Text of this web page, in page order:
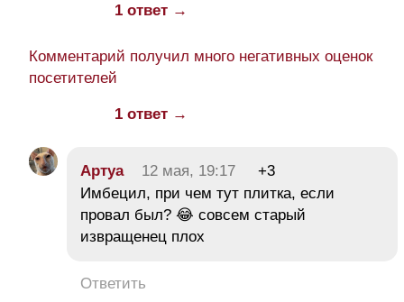
1 ответ →
Комментарий получил много негативных оценок
посетителей
1 ответ →
Aртуа 12 мая, 19:17
+3
Имбецил, при чем тут плитка, если
провал был? 😂 совсем старый
извращенец плох
Ответить